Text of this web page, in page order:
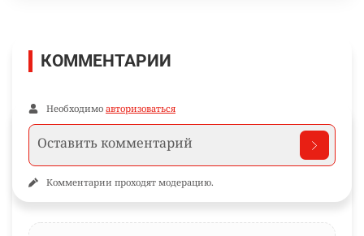
КОММЕНТАРИИ
Необходимо авторизоваться
Комментарии проходят модерацию.